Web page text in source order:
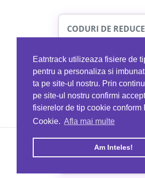
Eatntrack utilizeaza fisiere de
pentru a personaliza si
ta pe site-ul nostru. Prin
pe site-ul nostru confirmi
fisierelor de tip cookie conform
Cookie. Afla mai multe
Am Inteles!
CODURI DE
comandă
Ai40%reducere la
folosind codul